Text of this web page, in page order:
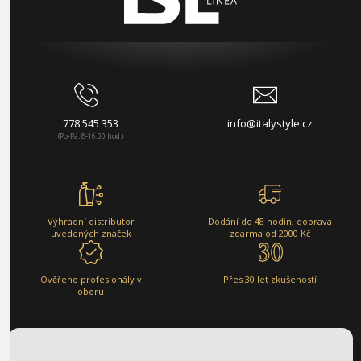
778 545 353
(Po-Pá, 8-16:00 hod.)
info@italystyle.cz
Výhradní distributor
uvedených značek
Dodání do 48 hodin, doprava
zdarma od 2000 Kč
Ověřeno profesionály v
oboru
Přes 30 let zkušeností